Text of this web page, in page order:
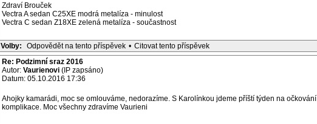
Zdraví Brouček
Vectra A sedan C25XE modrá metalíza - minulost
Vectra C sedan Z18XE zelená metalíza - součastnost
Volby: Odpovědět na tento příspěvek • Citovat tento příspěvek
Re: Podzimní sraz 2016
Autor: Vaurienovi (IP zapsáno)
Datum: 05.10.2016 17:36
Ahojky kamarádi, moc se omlouváme, nedorazíme. S Karolínkou jdeme příští týden na
komplikace. Moc všechny zdravíme Vaurieni